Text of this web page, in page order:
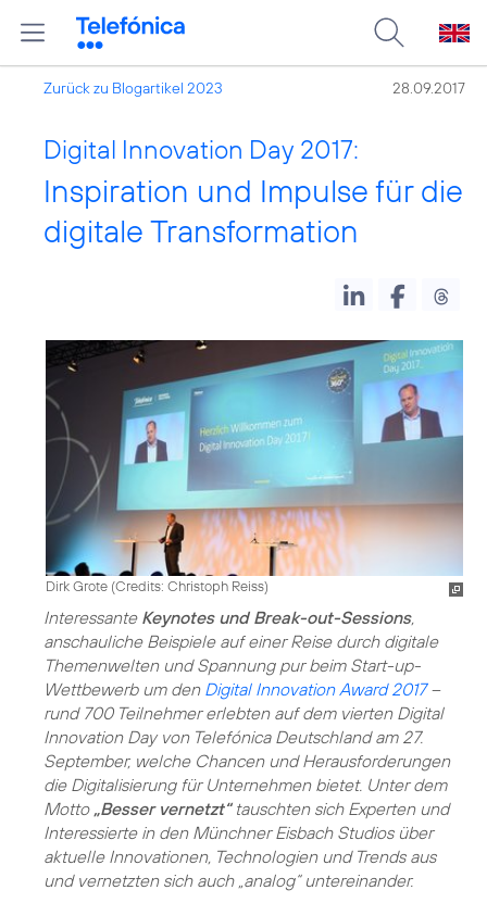
Zurück zu Blogartikel 2023 28.09.2017
Digital Innovation Day 2017:
Inspiration und Impulse für die
digitale Transformation
Dirk Grote (Credits: Christoph Reiss)
Interessante Keynotes und Break-out-Sessions,
anschauliche Beispiele auf einer Reise durch digitale
Themenwelten und Spannung pur beim Start-up-
Wettbewerb um den Digital Innovation Award 2017–
rund 700 Teilnehmer erlebten auf dem vierten Digital
Innovation Day von Telefónica Deutschland am 27.
September, welche Chancen und Herausforderungen
die Digitalisierung für Unternehmen bietet. Unter dem
Motto „Besser vernetzt“tauschten sich Experten und
Interessierte in den Münchner Eisbach Studios über
aktuelle Innovationen, Technologien und Trends aus
und vernetzten sich auch „analog“ untereinander.